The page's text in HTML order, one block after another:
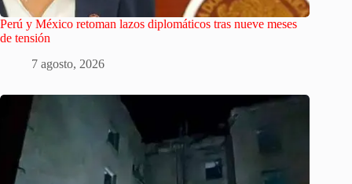
Perú y México retoman lazos diplomáticos tras nueve meses
de tensión
7 agosto, 2026